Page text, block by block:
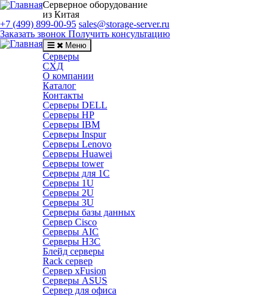
Серверное оборудование
из Китая
+7 (499) 899-00-95 sales@storage-server.ru
Заказать звонок Получить консультацию
Меню
Серверы
СХД
О компании
Каталог
Контакты
Серверы DELL
Серверы HP
Серверы IBM
Серверы Inspur
Серверы Lenovo
Серверы Huawei
Серверы tower
Серверы для 1C
Серверы 1U
Серверы 2U
Серверы 3U
Серверы базы данных
Сервер Cisco
Серверы AIC
Серверы H3C
Блейд серверы
Rack сервер
Сервер xFusion
Серверы ASUS
Сервер для офиса